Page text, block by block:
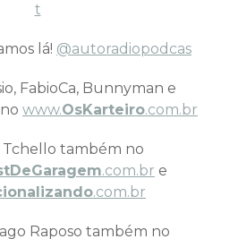
t
lá! @autoradiopodcas
FabioCa, Bunnyman e
www.OsKarteiro.com.br
também no
.com.br e
.com.br
Raposo também no